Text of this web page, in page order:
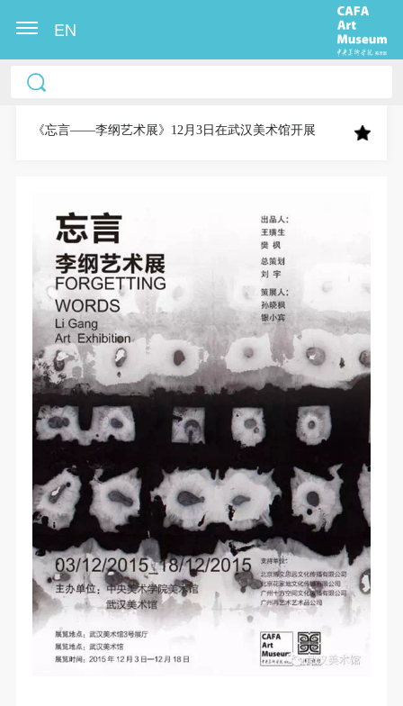
EN
《忘言——李纲艺术展》12月3日在武汉美术馆开展
中央美术学院美术馆出版授权协议书
称“CAFAM”），愿意将本人参与中央美术学院美术馆
果（如参与工作坊创作的作品）提交中央美术学院用
作发表、出版。中央美术学院可以以电子、网络及其
它数字媒体形式公开出版，并同意编入《中国知识资
源总库》《中央美术学院资料库》《中央美术学院美
术馆资料库》等相关资料、文献、档案机构和平台，
在中央美术学院中使用和在互联网上传播，同意按相
关“章程”规定享受相关权益。
中央美术学院美术馆活动安全免责协议书
第一条
本次活动公平公正、自愿参加与退出、风险与责任自
负的原则。但活动有风险，参加者应有必要的风险意
识。
第二条
参加本次活动者必须遵守中华人民共和国的相关法
律、法规，必须遵循道德和社会公德规范，并应该具
备以人为本、团结友爱、互相帮助和助人为乐的良好
品质。
第三条
参加本次活动人员应该是成年人（具有完全民事行为
中央美术学院美术馆出版授权协议书
称“CAFAM”），愿意将本人参与中央美术学院美术馆
果（如参与工作坊创作的作品）提交中央美术学院用
作发表、出版。中央美术学院可以以电子、网络及其
它数字媒体形式公开出版，并同意编入《中国知识资
源总库》《中央美术学院资料库》《中央美术学院美
术馆资料库》等相关资料、文献、档案机构和平台，
在中央美术学院中使用和在互联网上传播，同意按相
关“章程”规定享受相关权益。
中央美术学院美术馆活动安全免责协议书
第一条
本次活动公平公正、自愿参加与退出、风险与责任自
负的原则。但活动有风险，参加者应有必要的风险意
识。
第二条
参加本次活动者必须遵守中华人民共和国的相关法
律、法规，必须遵循道德和社会公德规范，并应该具
备以人为本、团结友爱、互相帮助和助人为乐的良好
品质。
第三条
参加本次活动人员应该是成年人（具有完全民事行为
中央美术学院美术馆出版授权协议书
称“CAFAM”），愿意将本人参与中央美术学院美术馆
果（如参与工作坊创作的作品）提交中央美术学院用
作发表、出版。中央美术学院可以以电子、网络及其
它数字媒体形式公开出版，并同意编入《中国知识资
源总库》《中央美术学院资料库》《中央美术学院美
术馆资料库》等相关资料、文献、档案机构和平台，
在中央美术学院中使用和在互联网上传播，同意按相
关“章程”规定享受相关权益。
中央美术学院美术馆活动安全免责协议书
第一条
本次活动公平公正、自愿参加与退出、风险与责任自
负的原则。但活动有风险，参加者应有必要的风险意
识。
第二条
参加本次活动者必须遵守中华人民共和国的相关法
律、法规，必须遵循道德和社会公德规范，并应该具
备以人为本、团结友爱、互相帮助和助人为乐的良好
品质。
第三条
参加本次活动人员应该是成年人（具有完全民事行为